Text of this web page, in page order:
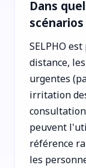
Dans
scénarios
SELPHO
distance,
urgentes
irritation
peuvent
référence
les